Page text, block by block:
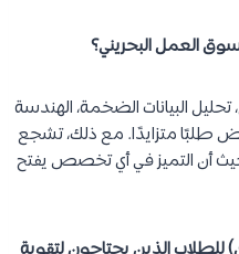
البيانات الضخمة، الهندسة
طلبًا متزايدًا. مع ذلك، تشجع
أن التميز في أي تخصص يفتح